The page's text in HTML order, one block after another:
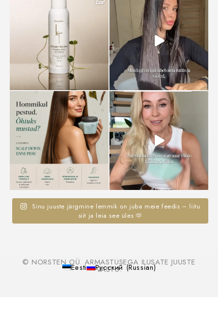
Sinu juuste järgmine lemmik on juba meie feedis – liitu
siit ja leia see üles 🫶
© NORSTEN OÜ. ARMASTUSEGA ILUSATE JUUSTE
VASTU.
Eesti Русский(Russian)